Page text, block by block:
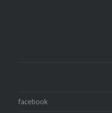
facebook